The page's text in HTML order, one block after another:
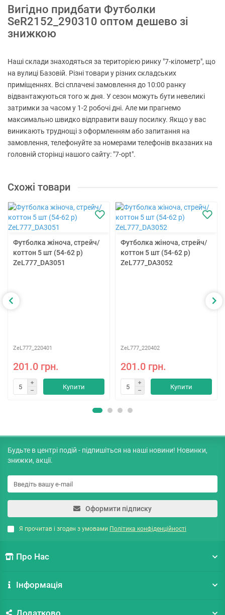
Вигідно придбати Футболки
SeR2152_290310 оптом дешево зі
знижкою
Наші склади знаходяться за територією ринку "7-кілометр", що
на вулиці Базовій. Різні товари у різних складських
приміщеннях. Всі сплачені замовлення до 10:00 ранку
відвантажуються того ж дня. У сезон можуть бути невеликі
затримки за часом у 1-2 робочі дні. Але ми прагнемо
максимально швидко відправити вашу посилку. Якщо у вас
виникають труднощі з оформленням або запитання на
замовлення, телефонуйте за номерами телефонів вказаних на
головній сторінці нашого сайту: "7-opt".
Схожі товари
Футболка жіноча, стрейч/
коттон 5 шт (54-62 р)
ZeL777_DA3051
ZeL777_220401
201.0 грн.
Купити
Футболка жіноча, стрейч/
коттон 5 шт (54-62 р)
ZeL777_DA3052
ZeL777_220402
201.0 грн.
Купити
Будьте в центрі подій - підпишіться на наші новини! Новинки,
знижки, акції.
Оформити підписку
Я прочитав і згоден з умовами Політика конфіденційності
Про Нас
Інформація